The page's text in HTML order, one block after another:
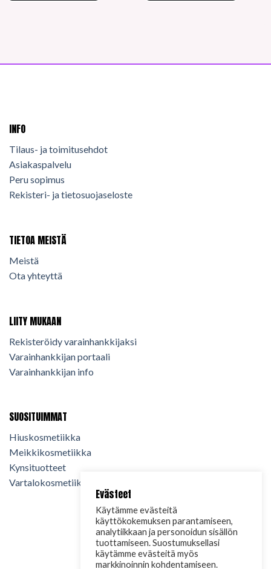
INFO
Tilaus- ja toimitusehdot
Asiakaspalvelu
Peru sopimus
Rekisteri- ja tietosuojaseloste
TIETOA MEISTÄ
Meistä
Ota yhteyttä
LIITY MUKAAN
Rekisteröidy varainhankkijaksi
Varainhankkijan portaali
Varainhankkijan info
SUOSITUIMMAT
Hiuskosmetiikka
Meikkikosmetiikka
Kynsituotteet
Vartalokosmetiikka
Evästeet
Käytämme evästeitä
käyttökokemuksen parantamiseen,
analytiikkaan ja personoidun sisällön
tuottamiseen. Suostumuksellasi
käytämme evästeitä myös
markkinoinnin kohdentamiseen.